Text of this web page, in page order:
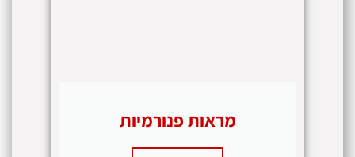
מראות פנורמיות